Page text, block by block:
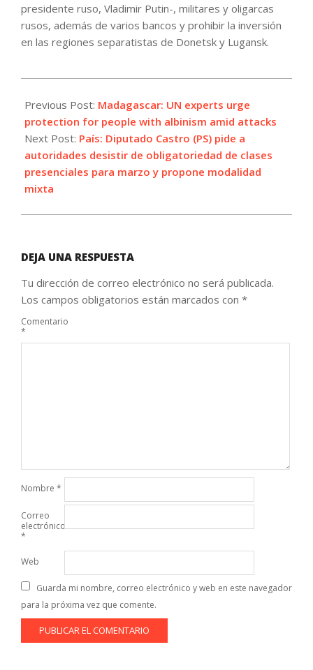
presidente ruso, Vladimir Putin-, militares y oligarcas
rusos, además de varios bancos y prohibir la inversión
en las regiones separatistas de Donetsk y Lugansk.
03-
01
Previous Post: Madagascar: UN experts urge
protection for people with albinism amid attacks
Next Post: País: Diputado Castro (PS) pide a
autoridades desistir de obligatoriedad de clases
presenciales para marzo y propone modalidad
mixta
DEJA UNA RESPUESTA
Tu dirección de correo electrónico no será publicada.
Los campos obligatorios están marcados con *
Comentario
*
Nombre *
Correo
electrónico
*
Web
Guarda mi nombre, correo electrónico y web en este navegador
para la próxima vez que comente.